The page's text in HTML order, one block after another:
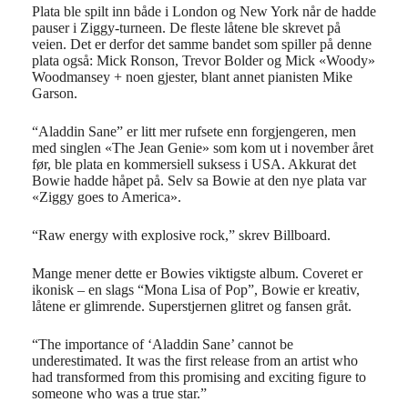
Plata ble spilt inn både i London og New York når de hadde
pauser i Ziggy-turneen. De fleste låtene ble skrevet på
veien. Det er derfor det samme bandet som spiller på denne
plata også: Mick Ronson, Trevor Bolder og Mick «Woody»
Woodmansey + noen gjester, blant annet pianisten Mike
Garson.
“Aladdin Sane” er litt mer rufsete enn forgjengeren, men
med singlen «The Jean Genie» som kom ut i november året
før, ble plata en kommersiell suksess i USA. Akkurat det
Bowie hadde håpet på. Selv sa Bowie at den nye plata var
«Ziggy goes to America».
“Raw energy with explosive rock,” skrev Billboard.
Mange mener dette er Bowies viktigste album. Coveret er
ikonisk – en slags “Mona Lisa of Pop”, Bowie er kreativ,
låtene er glimrende. Superstjernen glitret og fansen gråt.
“The importance of ‘Aladdin Sane’ cannot be
underestimated. It was the first release from an artist who
had transformed from this promising and exciting figure to
someone who was a true star.”